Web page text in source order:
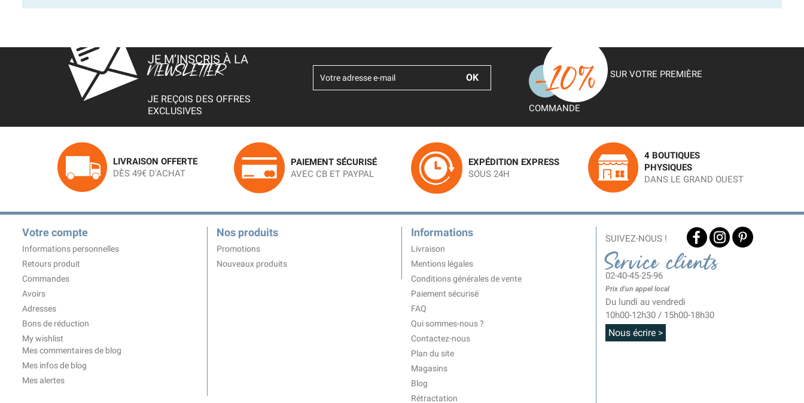
JE M’INSCRIS À LA
NEWSLETTER
JE REÇOIS DES OFFRES
EXCLUSIVES
SUR VOTRE PREMIÈRE
COMMANDE
LIVRAISON OFFERTE
DÈS 49€ D'ACHAT
PAIEMENT SÉCURISÉ
AVEC CB ET PAYPAL
EXPÉDITION EXPRESS
SOUS 24H
4 BOUTIQUES
PHYSIQUES
DANS LE GRAND OUEST
Votre compte
Informations personnelles
Retours produit
Commandes
Avoirs
Adresses
Bons de réduction
My wishlist
Mes commentaires de blog
Mes infos de blog
Mes alertes
Nos produits
Promotions
Nouveaux produits
Informations
Livraison
Mentions légales
Conditions générales de vente
Paiement sécurisé
FAQ
Qui sommes-nous ?
Contactez-nous
Plan du site
Magasins
Blog
Rétractation
SUIVEZ-NOUS !
Service clients
02-40-45-25-96
Prix d'un appel local
Du lundi au vendredi
10h00-12h30 / 15h00-18h30
Nous écrire >